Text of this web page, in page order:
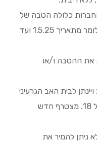
כלולה הטבה של
מנוי משפחתי לעונה הבאה כלומר מתאריך 1.5.25 ועד
את ההטבה ו/או
לבית האב הגרעיני
הורים וילדיהם הקטינים עד גיל 18. מצטרף חדש
ניתן להמיר את